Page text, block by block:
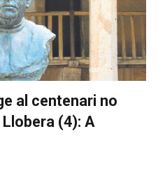
al centenari no
(4): A